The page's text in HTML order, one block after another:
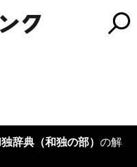
辞典（和独の部） の解